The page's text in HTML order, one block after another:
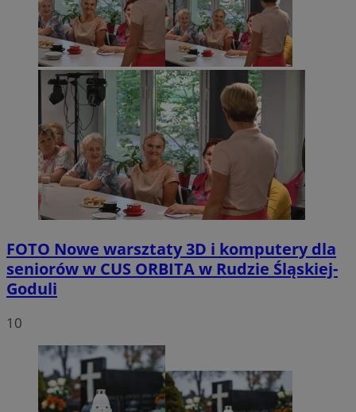
FOTO Nowe warsztaty 3D i komputery dla
seniorów w CUS ORBITA w Rudzie Śląskiej-
Goduli
10